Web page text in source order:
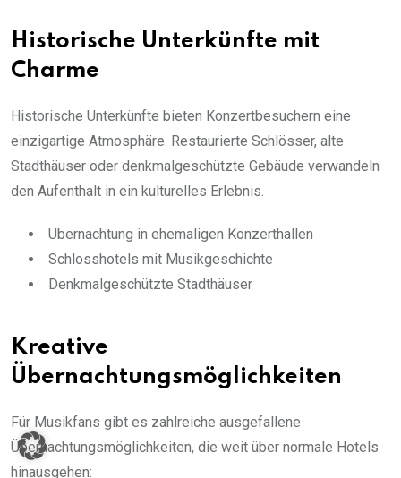
Historische Unterkünfte mit
Charme
Historische Unterkünfte bieten Konzertbesuchern eine
einzigartige Atmosphäre. Restaurierte Schlösser, alte
Stadthäuser oder denkmalgeschützte Gebäude verwandeln
den Aufenthalt in ein kulturelles Erlebnis.
Übernachtung in ehemaligen Konzerthallen
Schlosshotels mit Musikgeschichte
Denkmalgeschützte Stadthäuser
Kreative
Übernachtungsmöglichkeiten
Für Musikfans gibt es zahlreiche ausgefallene
Übernachtungsmöglichkeiten, die weit über normale Hotels
hinausgehen: